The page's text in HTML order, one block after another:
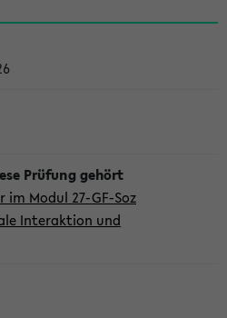
im Modul 27-GF-Soz
Interaktion und